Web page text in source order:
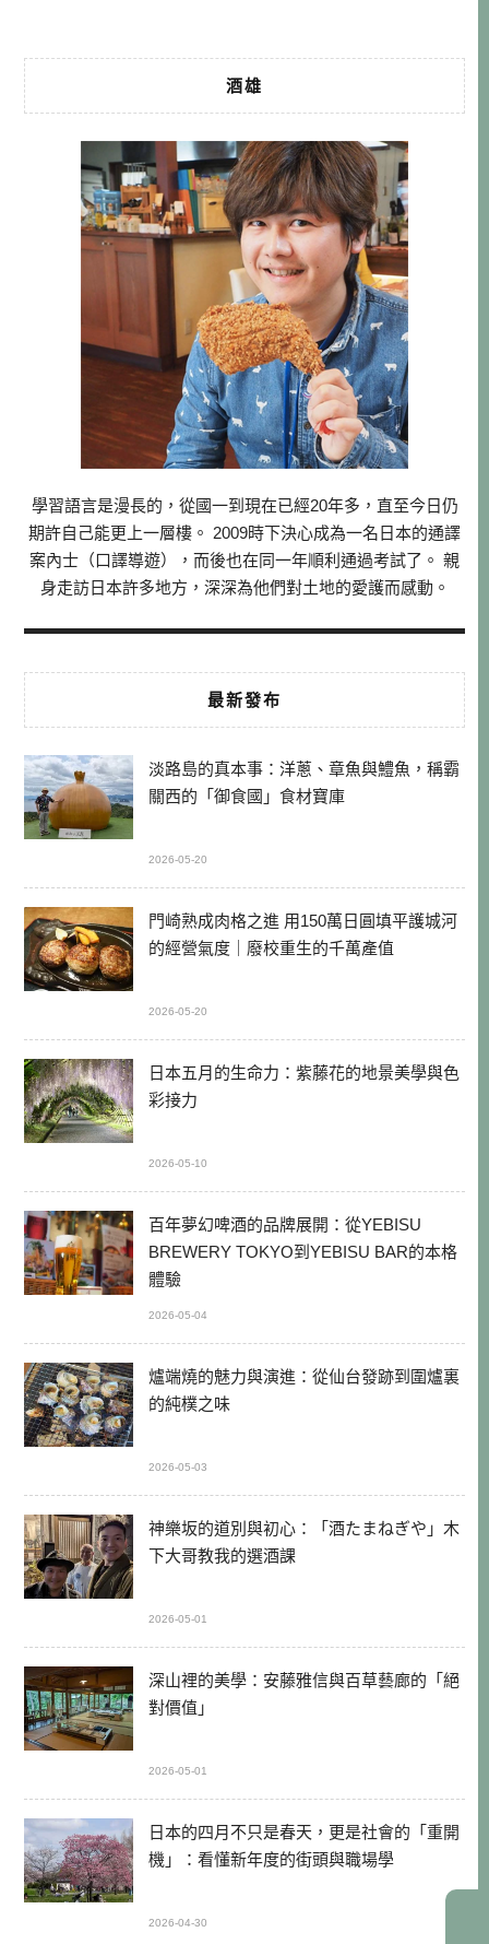
酒雄
學習語言是漫長的，從國一到現在已經20年多，直至今日仍
期許自己能更上一層樓。 2009時下決心成為一名日本的通譯
案內士（口譯導遊），而後也在同一年順利通過考試了。 親
身走訪日本許多地方，深深為他們對土地的愛護而感動。
最新發布
淡路島的真本事：洋蔥、章魚與鱧魚，稱霸
關西的「御食國」食材寶庫
2026-05-20
門崎熟成肉格之進 用150萬日圓填平護城河
的經營氣度｜廢校重生的千萬產值
2026-05-20
日本五月的生命力：紫藤花的地景美學與色
彩接力
2026-05-10
百年夢幻啤酒的品牌展開：從YEBISU
BREWERY TOKYO到YEBISU BAR的本格
體驗
2026-05-04
爐端燒的魅力與演進：從仙台發跡到圍爐裏
的純樸之味
2026-05-03
神樂坂的道別與初心：「酒たまねぎや」木
下大哥教我的選酒課
2026-05-01
深山裡的美學：安藤雅信與百草藝廊的「絕
對價值」
2026-05-01
日本的四月不只是春天，更是社會的「重開
機」：看懂新年度的街頭與職場學
2026-04-30